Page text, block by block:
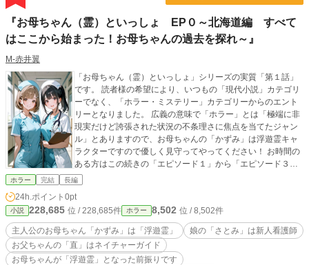
『お母ちゃん（霊）といっしょ EP０～北海道編 すべて
はここから始まった！お母ちゃんの過去を探れ～』
M‐赤井翼
「お母ちゃん（霊）といっしょ」シリーズの実質「第１話」
です。 読者様の希望により、いつもの「現代小説」カテゴリ
ーでなく、「ホラー・ミステリー」カテゴリーからのエント
リーとなりました。 広義の意味で「ホラー」とは「極端に非
現実だけど誇張された状況の不条理さに焦点を当てたジャン
ル」とありますので、お母ちゃんの「かずみ」は浮遊霊キャ
ラクターですので優しく見守ってやってください！ お時間の
ある方はこの続きの「エピソード１」から「エピソード３」
まで公開しますのでそちらも読んでいただけると嬉しいで
は「こども食堂」運営の応援に使わせていただきますので、
よろしかったらご協力ください！ では、お母ちゃん（霊】の
「かずみ」と娘の「さとみ」、そしてお父ちゃんの「直」と
今回のゲストさん達の応援をよろひこー！ (⋈◍＞◡＜◍)。✧
💖
ホラー 完結 長編
24h.ポイント 0pt
小説 228,685 位 / 228,685件 ホラー 8,502 位 / 8,502件
主人公のお母ちゃん「かずみ」は「浮遊霊」
娘の「さとみ」は新人看護師
お父ちゃんの「直」はネイチャーガイド
お母ちゃんが「浮遊霊」となった前振りです